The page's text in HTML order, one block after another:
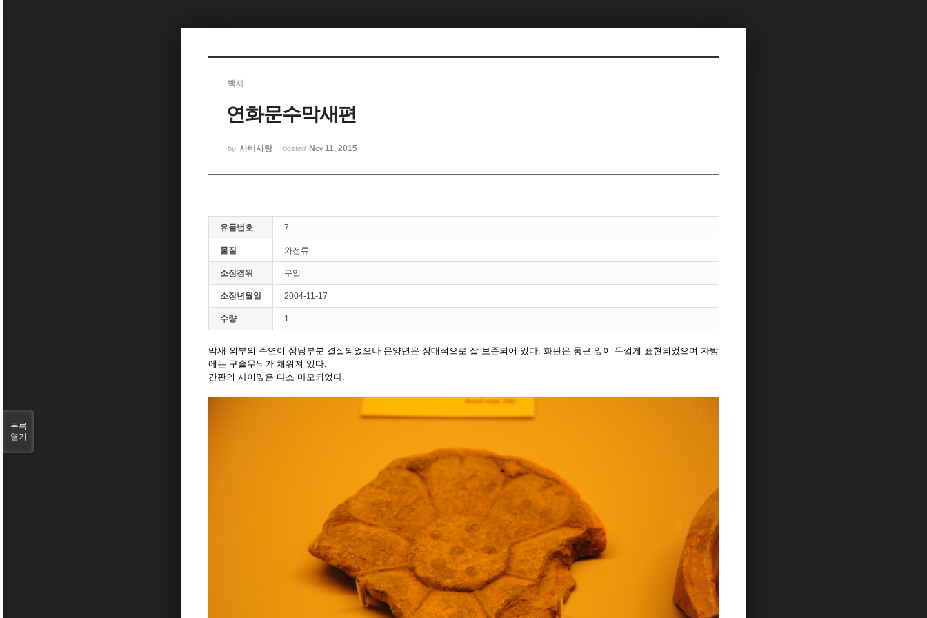
백제
연화문수막새편
by 사비사랑 posted Nov 11, 2015
유물번호 7
물질 와전류
소장경위 구입
소장년월일 2004-11-17
수량 1
막새 외부의 주연이 상당부분 결실되었으나 문양면은 상대적으로 잘 보존되어 있다. 화판은 둥근 잎이 두껍게 표현되었으며 자방
에는 구슬무늬가 채워져 있다.
간판의 사이잎은 다소 마모되었다.
목록
열기
Sketchbook5, 스케치북5
Sketchbook5, 스케치북5